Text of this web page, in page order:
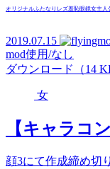
オリジナルふたなり レズ羞恥眼鏡女主人
2019.07.15
mod使用/なし
ダウンロード（14
女
【キャラコ
顔3にて作成締め切